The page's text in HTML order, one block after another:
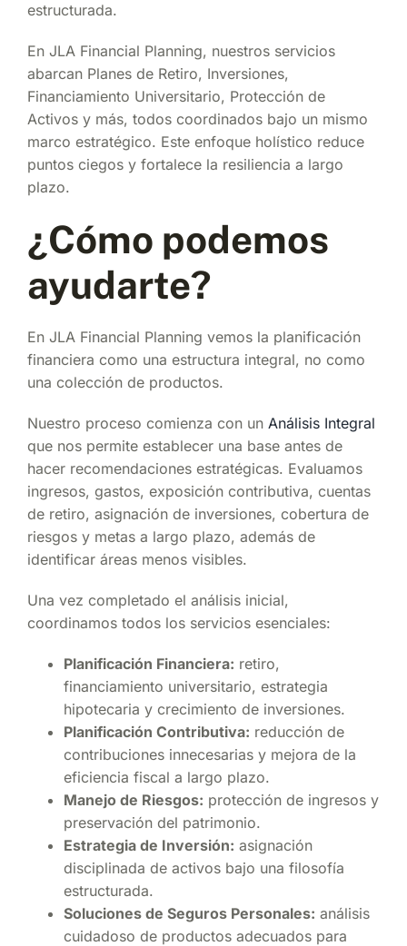
estructurada.
En JLA Financial Planning, nuestros servicios
abarcan Planes de Retiro, Inversiones,
Financiamiento Universitario, Protección de
Activos y más, todos coordinados bajo un mismo
marco estratégico. Este enfoque holístico reduce
puntos ciegos y fortalece la resiliencia a largo
plazo.
¿Cómo podemos
ayudarte?
En JLA Financial Planning vemos la planificación
financiera como una estructura integral, no como
una colección de productos.
Nuestro proceso comienza con un Análisis Integral
que nos permite establecer una base antes de
hacer recomendaciones estratégicas. Evaluamos
ingresos, gastos, exposición contributiva, cuentas
de retiro, asignación de inversiones, cobertura de
riesgos y metas a largo plazo, además de
identificar áreas menos visibles.
Una vez completado el análisis inicial,
coordinamos todos los servicios esenciales:
Planificación Financiera: retiro,
financiamiento universitario, estrategia
hipotecaria y crecimiento de inversiones.
Planificación Contributiva: reducción de
contribuciones innecesarias y mejora de la
eficiencia fiscal a largo plazo.
Manejo de Riesgos: protección de ingresos y
preservación del patrimonio.
Estrategia de Inversión: asignación
disciplinada de activos bajo una filosofía
estructurada.
Soluciones de Seguros Personales: análisis
cuidadoso de productos adecuados para